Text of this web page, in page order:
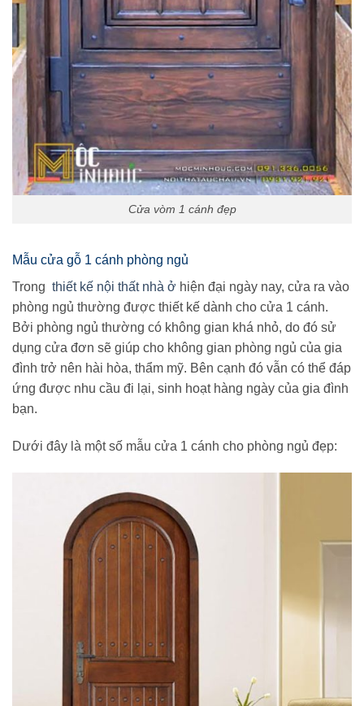
Cửa vòm 1 cánh đẹp
Mẫu cửa gỗ 1 cánh phòng ngủ
Trong thiết kế nội thất nhà ở hiện đại ngày nay, cửa ra vào
phòng ngủ thường được thiết kế dành cho cửa 1 cánh.
Bởi phòng ngủ thường có không gian khá nhỏ, do đó sử
dụng cửa đơn sẽ giúp cho không gian phòng ngủ của gia
đình trở nên hài hòa, thẩm mỹ. Bên cạnh đó vẫn có thể đáp
ứng được nhu cầu đi lại, sinh hoạt hàng ngày của gia đình
bạn.
Dưới đây là một số mẫu cửa 1 cánh cho phòng ngủ đẹp: